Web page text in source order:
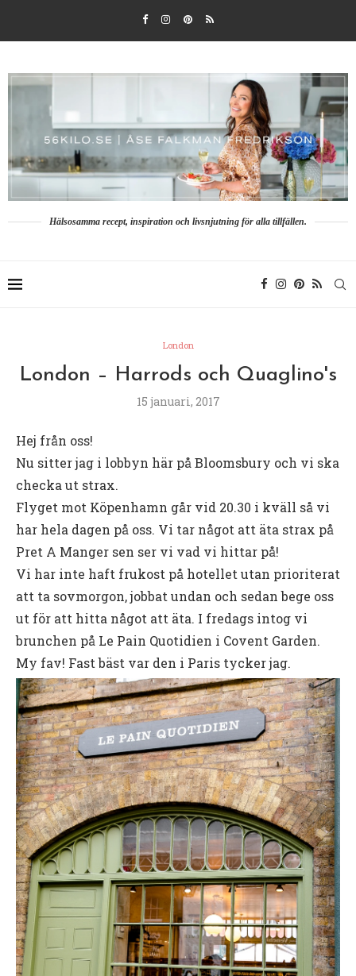
Hälsosamma recept, inspiration och livsnjutning för alla tillfällen.
London
London – Harrods och Quaglino's
15 januari, 2017
Hej från oss!
Nu sitter jag i lobbyn här på Bloomsbury och vi ska
checka ut strax.
Flyget mot Köpenhamn går vid 20.30 i kväll så vi
har hela dagen på oss. Vi tar något att äta strax på
Pret A Manger sen ser vi vad vi hittar på!
Vi har inte haft frukost på hotellet utan prioriterat
att ta sovmorgon, jobbat undan och sedan bege oss
ut för att hitta något att äta. I fredags intog vi
brunchen på Le Pain Quotidien i Covent Garden.
My fav! Fast bäst var den i Paris tycker jag.